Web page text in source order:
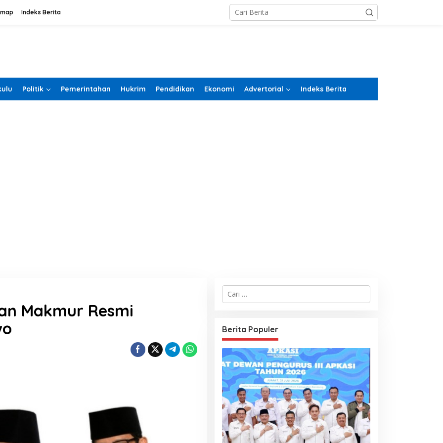
Indeks Berita
Politik Pemerintahan Hukrim Pendidikan Ekonomi Advertorial Indeks Berita
Makmur Resmi
C
u
n
t
u
k
:
Berita Populer